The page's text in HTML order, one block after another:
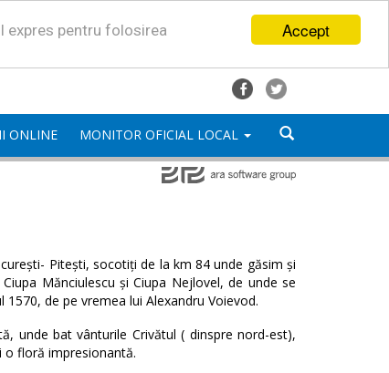
Accept
expres pentru folosirea
ONLINE MONITOR OFICIAL LOCAL
Pitești, socotiți de la km 84 unde găsim și
Mănciulescu și Ciupa Nejlovel, de unde se
de pe vremea lui Alexandru Voievod.
unde bat vânturile Crivătul ( dinspre nord-est),
o floră impresionantă.